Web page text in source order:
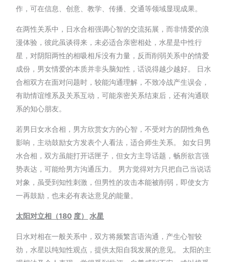
作，可在信息、创意、教学、传播、交通等领域显现成果。
在两性关系中，日水合相强调心智的交流拓展，而非情爱的浪
漫体验，彼此虽谈得来，未必适合亲密相处，水星是中性行
星，对阴阳两性的相吸相斥没有力量，反而削弱关系中的情爱
成份，男女情爱的本质并非头脑知性，话说得越少越好。 日水
合相双方在面对问题时，较能沟通理解，不致冷战产生误会，
有助情谊维系及关系互动，可能亲密关系结束后，还有沟通联
系的知心朋友。
若男日女水合相，男方欣赏女方的心智，不受对方的阴性角色
影响，主动鼓励女方发表个人看法，适合师生关系。 如女日男
水合相，双方虽能打开话匣子，但女方主导话题，畅所欲言强
势表达，可能给男方沟通压力。 男方觉得对方只把自己当说话
对象，虽受到知性刺激，但男性的攻击本能被削弱，即使女方
一再鼓励，也未必有表达意见的能量。
太阳对立相（180 度） 水星
日水对相在一般关系中，双方将频繁言语沟通，产生心智较
劲，水星以纯知性观点，提供太阳自我发展的意见。 太阳的主